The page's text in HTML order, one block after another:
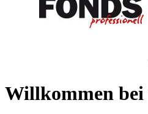
Willkommen bei